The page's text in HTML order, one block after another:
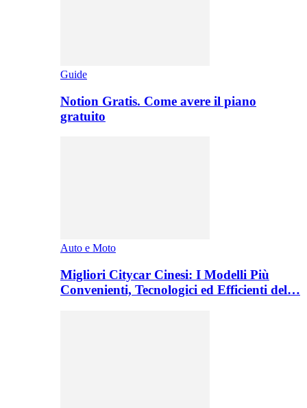
Guide
Notion Gratis. Come avere il piano
gratuito
Auto e Moto
Migliori Citycar Cinesi: I Modelli Più
Convenienti, Tecnologici ed Efficienti del…